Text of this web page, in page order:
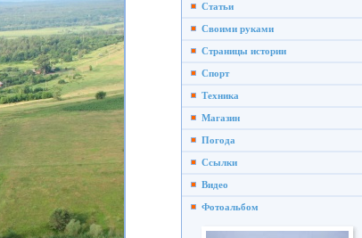
Статьи
Своими руками
Страницы истории
Спорт
Техника
Магазин
Погода
Ссылки
Видео
Фотоальбом